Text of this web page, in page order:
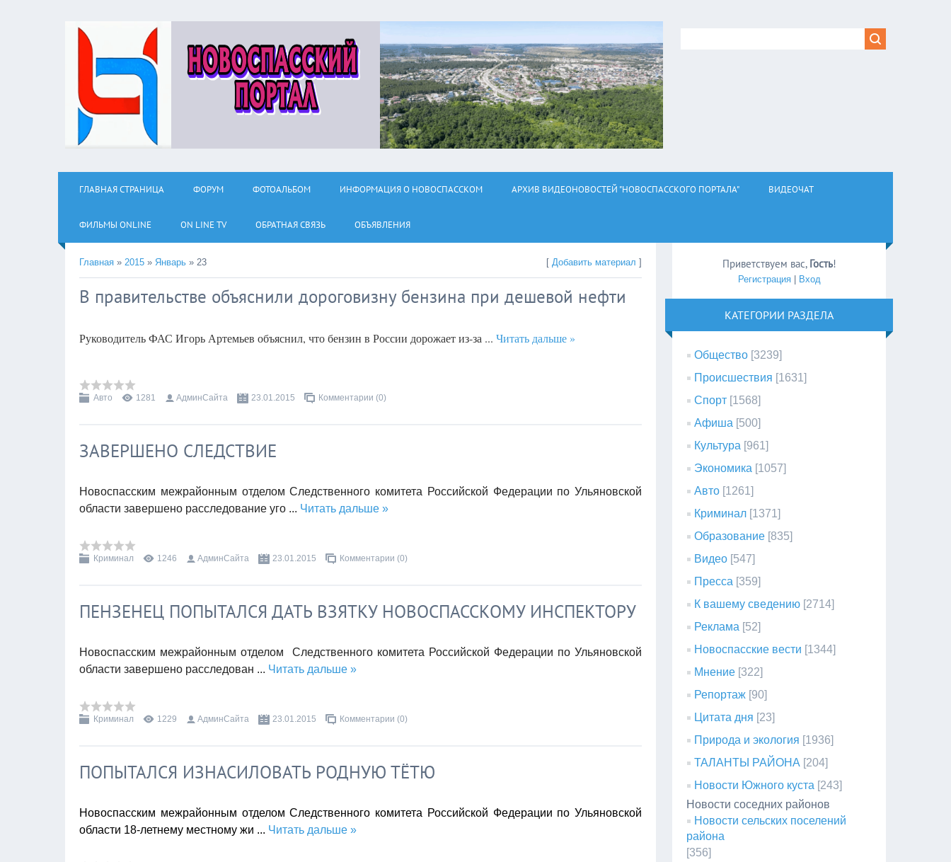
ГЛАВНАЯ СТРАНИЦА ФОРУМ ФОТОАЛЬБОМ ИНФОРМАЦИЯ О НОВОСПАССКОМ АРХИВ ВИДЕОНОВОСТЕЙ "НОВОСПАССКОГО ПОРТАЛА" ВИДЕОЧАТ
ФИЛЬМЫ ОNLINE ON LINE TV ОБРАТНАЯ СВЯЗЬ ОБЪЯВЛЕНИЯ
Главная » 2015 » Январь » 23 [Добавить материал ]
В правительстве объяснили дороговизну бензина при дешевой нефти
Руководитель ФАС Игорь Артемьев объяснил, что бензин в России дорожает из-за ... Читать дальше »
Авто 1281 АдминСайта 23.01.2015 Комментарии (0)
ЗАВЕРШЕНО СЛЕДСТВИЕ
Новоспасским межрайонным отделом Следственного комитета Российской Федерации по Ульяновской
области завершено расследование уго ... Читать дальше »
Криминал 1246 АдминСайта 23.01.2015 Комментарии (0)
ПЕНЗЕНЕЦ ПОПЫТАЛСЯ ДАТЬ ВЗЯТКУ НОВОСПАССКОМУ ИНСПЕКТОРУ
Новоспасским межрайонным отделом Следственного комитета Российской Федерации по Ульяновской
области завершено расследован ... Читать дальше »
Криминал 1229 АдминСайта 23.01.2015 Комментарии (0)
ПОПЫТАЛСЯ ИЗНАСИЛОВАТЬ РОДНУЮ ТЁТЮ
Новоспасским межрайонным отделом Следственного комитета Российской Федерации по Ульяновской
области 18-летнему местному жи ... Читать дальше »
Приветствуем вас, Гость!
Регистрация| Вход
КАТЕГОРИИ РАЗДЕЛА
Общество [3239]
Происшествия [1631]
Спорт [1568]
Афиша [500]
Культура [961]
Экономика [1057]
Авто [1261]
Криминал [1371]
Образование [835]
Видео [547]
Пресса [359]
К вашему сведению [2714]
Реклама [52]
Новоспасские вести [1344]
Мнение [322]
Репортаж [90]
Цитата дня [23]
Природа и экология [1936]
ТАЛАНТЫ РАЙОНА [204]
Новости Южного куста [243]
Новости соседних районов
Новости сельских поселений
района
[356]